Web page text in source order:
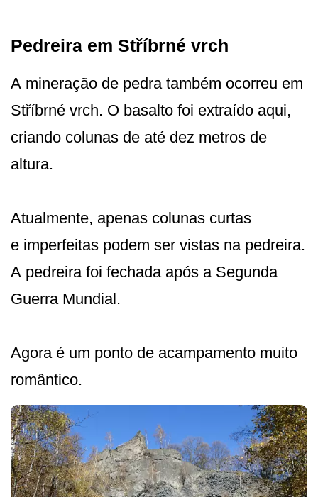
Pedreira em Stříbrné vrch
A mineração de pedra também ocorreu em
Stříbrné vrch. O basalto foi extraído aqui,
criando colunas de até dez metros de
altura.
Atualmente, apenas colunas curtas
e imperfeitas podem ser vistas na pedreira.
A pedreira foi fechada após a Segunda
Guerra Mundial.
Agora é um ponto de acampamento muito
romântico.